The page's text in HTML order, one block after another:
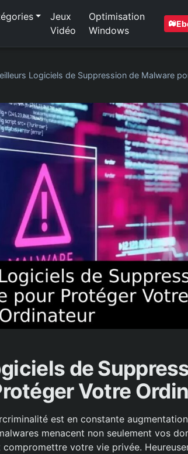
Jeux
Vidéo
Optimisation
Windows
Logiciels de Suppression de Malware
de
Votre
est en constante
menacent non seulement vos
votre vie privée.